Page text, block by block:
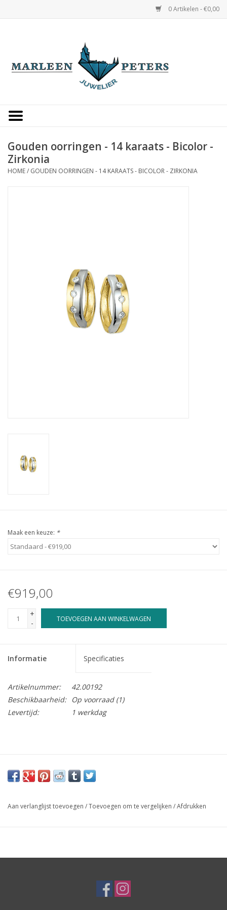
0 Artikelen - €0,00
Occasions
Cadeaukaarten
Gouden oorringen - 14 karaats - Bicolor -
Zirkonia
HOME/ GOUDEN OORRINGEN - 14 KARAATS - BICOLOR - ZIRKONIA
Maak een keuze: *
€919,00
+
-
TOEVOEGEN AAN WINKELWAGEN
Informatie Specificaties
Artikelnummer:
42.00192
Beschikbaarheid:
Op voorraad(1)
Levertijd:
1 werkdag
Aan verlanglijst toevoegen /Toevoegen om te vergelijken /Afdrukken